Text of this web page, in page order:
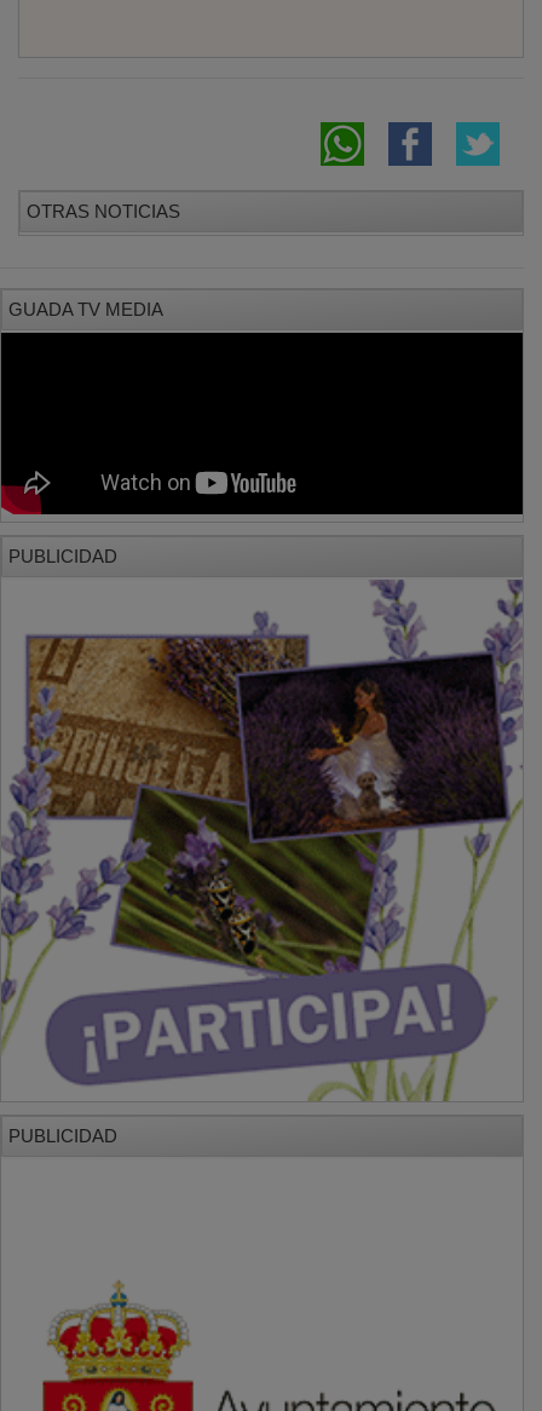
OTRAS NOTICIAS
GUADA TV MEDIA
PUBLICIDAD
PUBLICIDAD